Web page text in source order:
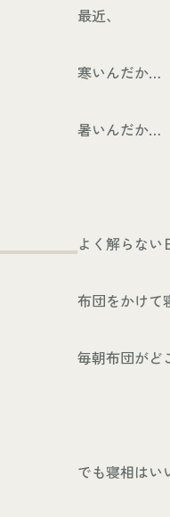
最近、
寒いんだか…
暑いんだか…
よく解らない
布団をかけて
毎朝布団がど
でも寝相はい